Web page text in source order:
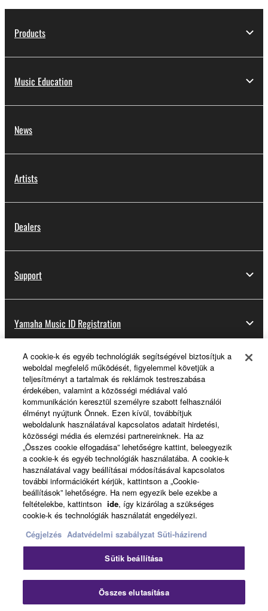
Products
Music Education
News
Artists
Dealers
Support
Yamaha Music ID Registration
About Yamaha
Magyarország - English
Business
Kapcsolat velünkFelhasználás feltételei
Adatvédelmi szabályzatSütikre vonatkozó szabályzat
Cégjelzés
A cookie-k és egyéb technológiák segítségével biztosítjuk a
weboldal megfelelő működését, figyelemmel követjük a
teljesítményt a tartalmak és reklámok testreszabása
érdekében, valamint a közösségi médiával való
kommunikáción keresztül személyre szabott felhasználói
élményt nyújtunk Önnek. Ezen kívül, továbbítjuk
weboldalunk használatával kapcsolatos adatait hirdetési,
közösségi média és elemzési partnereinknek. Ha az
„Összes cookie elfogadása” lehetőségre kattint, beleegyezik
a cookie-k és egyéb technológiák használatába. A cookie-k
használatával vagy beállításai módosításával kapcsolatos
további információkért kérjük, kattintson a „Cookie-
beállítások” lehetőségre. Ha nem egyezik bele ezekbe a
feltételekbe, kattintson ide, így kizárólag a szükséges
cookie-k és technológiák használatát engedélyezi.
Cégjelzés Adatvédelmi szabályzat Süti-házirend
Sütik beállítása
Összes elutasítása